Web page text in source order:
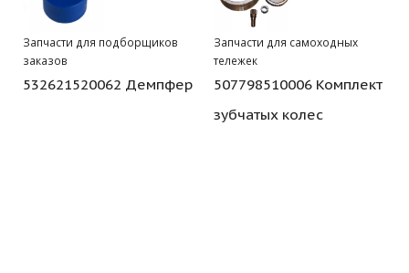
Запчасти для подборщиков
заказов
532621520062 Демпфер
Запчасти для самоходных
тележек
507798510006 Комплект
зубчатых колес